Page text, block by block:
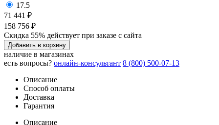
17.5
71 441 ₽
158 756 ₽
Скидка 55% действует при заказе с сайта
Добавить в корзину
наличие в магазинах
есть вопросы? онлайн-консультант 8 (800) 500-07-13
Описание
Способ оплаты
Доставка
Гарантия
Описание